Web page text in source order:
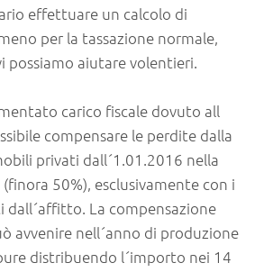
effettuare un calcolo di
per la tassazione normale,
possiamo aiutare volentieri.
carico fiscale dovuto all
compensare le perdite dalla
privati dall´1.01.2016 nella
50%), esclusivamente con i
dall´affitto. La compensazione
avvenire nell´anno di produzione
distribuendo l´importo nei 14